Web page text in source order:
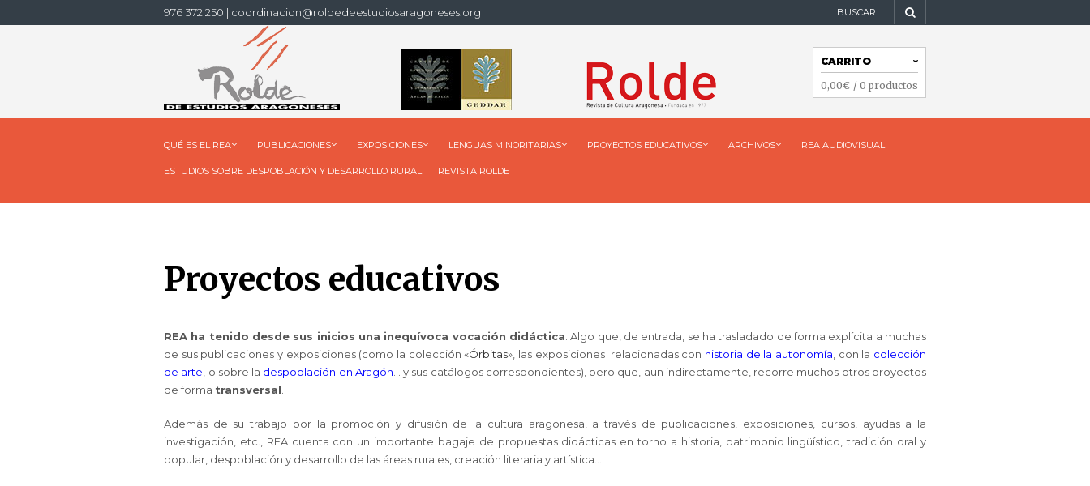
976 372 250 | coordinacion@roldedeestudiosaragoneses.org BUSCAR:
NAVEGACIÓN
CARRITO
0,00€ / 0 productos
QUÉ ES EL REA PUBLICACIONES EXPOSICIONES LENGUAS MINORITARIAS PROYECTOS EDUCATIVOS ARCHIVOS REA AUDIOVISUAL
ESTUDIOS SOBRE DESPOBLACIÓN Y DESARROLLO RURAL REVISTA ROLDE
Proyectos educativos
REA ha tenido desde sus inicios una inequívoca vocación didáctica . Algo que, de entrada, se ha trasladado de forma explícita a muchas
de sus publicaciones y exposiciones (como la colección «Órbitas», las exposiciones relacionadas con historia de la autonomía , con la colección
de arte , o sobre la despoblación en Aragón … y sus catálogos correspondientes), pero que, aun indirectamente, recorre muchos otros proyectos
de forma transversal
Además de su trabajo por la promoción y difusión de la cultura aragonesa, a través de publicaciones, exposiciones, cursos, ayudas a la
investigación, etc., REA cuenta con un importante bagaje de propuestas didácticas en torno a historia, patrimonio lingüístico, tradición oral y
popular, despoblación y desarrollo de las áreas rurales, creación literaria y artística…